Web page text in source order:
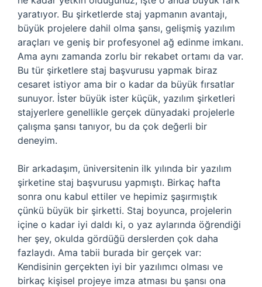
yaratıyor. Bu şirketlerde staj yapmanın avantajı,
büyük projelere dahil olma şansı, gelişmiş yazılım
araçları ve geniş bir profesyonel ağ edinme imkanı.
Ama aynı zamanda zorlu bir rekabet ortamı da var.
Bu tür şirketlere staj başvurusu yapmak biraz
cesaret istiyor ama bir o kadar da büyük fırsatlar
sunuyor. İster büyük ister küçük, yazılım şirketleri
stajyerlere genellikle gerçek dünyadaki projelerle
çalışma şansı tanıyor, bu da çok değerli bir
deneyim.
Bir arkadaşım, üniversitenin ilk yılında bir yazılım
şirketine staj başvurusu yapmıştı. Birkaç hafta
sonra onu kabul ettiler ve hepimiz şaşırmıştık
çünkü büyük bir şirketti. Staj boyunca, projelerin
içine o kadar iyi daldı ki, o yaz aylarında öğrendiği
her şey, okulda gördüğü derslerden çok daha
fazlaydı. Ama tabii burada bir gerçek var:
Kendisinin gerçekten iyi bir yazılımcı olması ve
birkaç kişisel projeye imza atması bu şansı ona